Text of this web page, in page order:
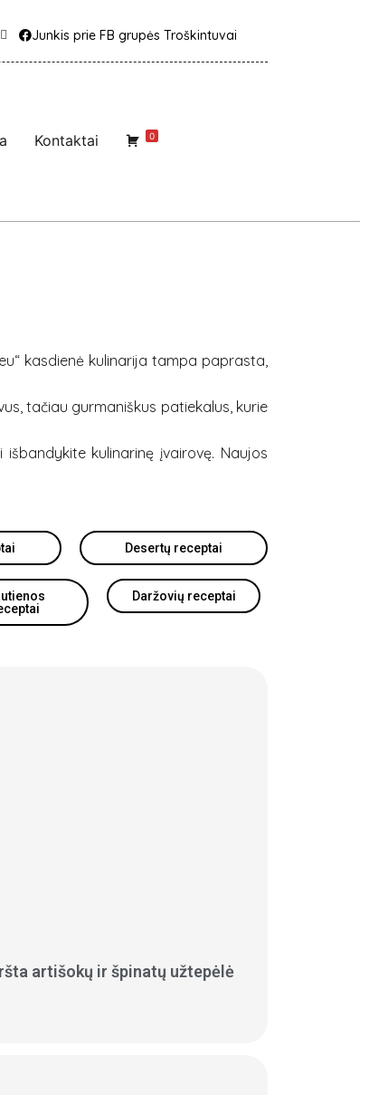
Junkis prie FB grupės Troškintuvai
Kontaktai 0
kasdienė kulinarija tampa paprasta,
tačiau gurmaniškus patiekalus, kurie
kulinarinę įvairovę. Naujos
Desertų receptai
Daržovių receptai
artišokų ir špinatų užtepėlė